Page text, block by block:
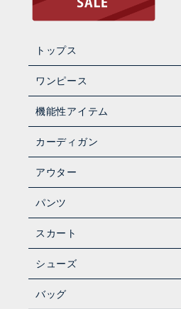
トップス
ワンピース
機能性アイテム
カーディガン
アウター
パンツ
スカート
シューズ
バッグ